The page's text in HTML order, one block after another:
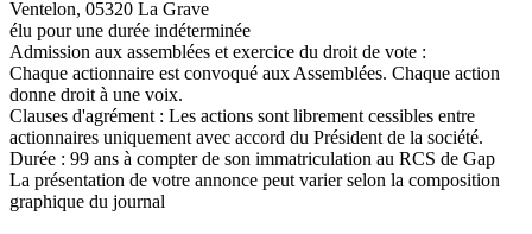
Ventelon, 05320 La Grave
élu pour une durée indéterminée
Admission aux assemblées et exercice du droit de vote :
Chaque actionnaire est convoqué aux Assemblées. Chaque action
donne droit à une voix.
Clauses d'agrément : Les actions sont librement cessibles entre
actionnaires uniquement avec accord du Président de la société.
Durée : 99 ans à compter de son immatriculation au RCS de Gap
La présentation de votre annonce peut varier selon la composition
graphique du journal